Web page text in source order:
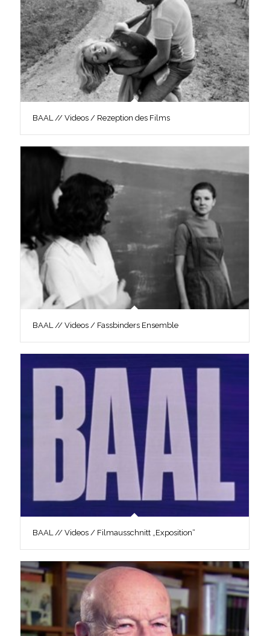
BAAL // Videos / Rezeption des Films
BAAL // Videos / Fassbinders Ensemble
BAAL // Videos / Filmausschnitt „Exposition“